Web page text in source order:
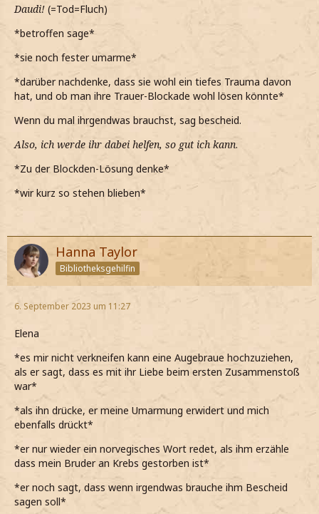
*dann ihm endlich erzähle*
Daudi! (=Tod=Fluch)
*betroffen sage*
*sie noch fester umarme*
*darüber nachdenke, dass sie wohl ein tiefes Trauma davon
hat, und ob man ihre Trauer-Blockade wohl lösen könnte*
Wenn du mal ihrgendwas brauchst, sag bescheid.
Also, ich werde ihr dabei helfen, so gut ich kann.
*Zu der Blockden-Lösung denke*
*wir kurz so stehen blieben*
Hanna Taylor
Bibliotheksgehilfin
6. September 2023 um 11:27
Elena
*es mir nicht verkneifen kann eine Augebraue hochzuziehen,
als er sagt, dass es mit ihr Liebe beim ersten Zusammenstoß
war*
*als ihn drücke, er meine Umarmung erwidert und mich
ebenfalls drückt*
*er nur wieder ein norvegisches Wort redet, als ihm erzähle
dass mein Bruder an Krebs gestorben ist*
*er noch sagt, dass wenn irgendwas brauche ihm Bescheid
sagen soll*